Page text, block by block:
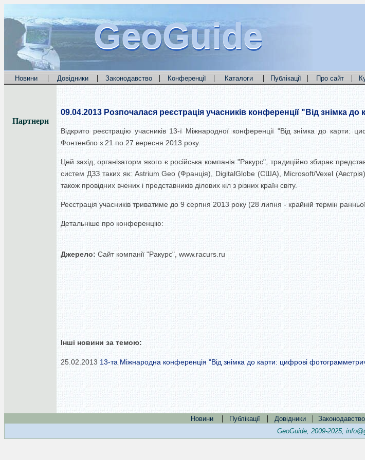
GeoGuide
GeoGuide
GeoGuide
Новини | Довідники | Законодавство | Конференції | Каталоги | Публікації | Про сайт |
Партнери
09.04.2013 Розпочалася реєстрація учасників конференції "Від знімка
Відкрито реєстрацію учасників 13-ї Міжнародної конференції "Від знімка до карти:
Фонтенбло з 21 по 27 вересня 2013 року.
Цей захід, організаторм якого є російська компанія "Ракурс", традиційно збирає
систем ДЗЗ таких як: Astrium Geo (Франція), DigitalGlobe (США), Microsoft/Vexel
також провідних вчених і представників ділових кіл з різних країн світу.
Реєстрація учасників триватиме до 9 серпня 2013 року (28 липня - крайній термін
Детальніше про конференцію:
Джерело: Сайт компанії "Ракурс", www.racurs.ru
Інші новини за темою:
25.02.2013 13-та Міжнародна конференція "Від знімка до карти: цифрові
Новини | Публікації | Довідники | Законодавство
GeoGuide, 2009-2025,